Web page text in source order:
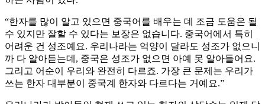
“한자를 많이 알고 있으면 중국어를 배우는 데 조금 도움은 될
수 있지만 잘할 수 있다는 보장은 없습니다. 중국어에서 특히
어려운 건 성조예요. 우리나라는 억양이 달라도 성조가 없으니
까 다 알아듣는데, 중국은 성조가 없으면 아예 못 알아들어요.
그리고 어순이 우리와 완전히 다르죠. 가장 큰 문제는 우리가
쓰는 한자 대부분이 중국계 한자와 다르다는 거예요.”